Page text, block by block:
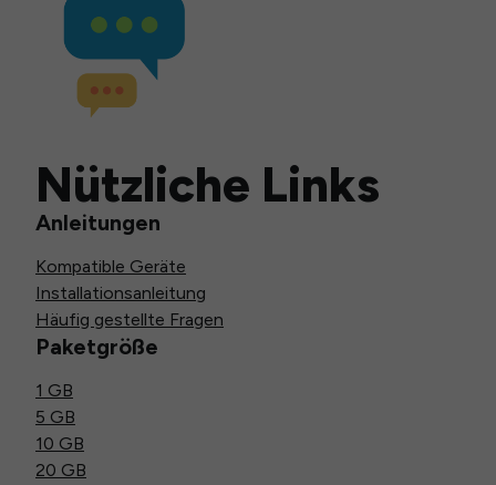
Nützliche Links
Anleitungen
Kompatible Geräte
Installationsanleitung
Häufig gestellte Fragen
Paketgröße
1 GB
5 GB
10 GB
20 GB